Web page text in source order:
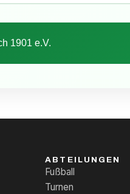
1901 e.V.
ABTEILUNGEN
Fußball
Turnen